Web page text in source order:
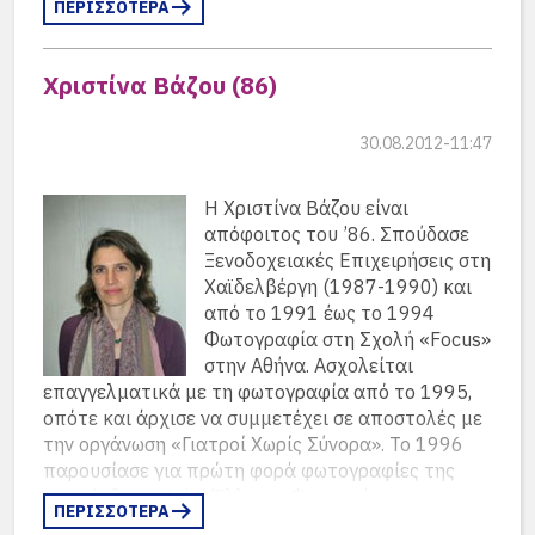
ΠΕΡΙΣΣΟΤΕΡΑ
Χριστίνα Βάζου (86)
30.08.2012-11:47
Η Χριστίνα Βάζου είναι
απόφοιτος του ’86. Σπούδασε
Ξενοδοχειακές Επιχειρήσεις στη
Χαϊδελβέργη (1987-1990) και
από το 1991 έως το 1994
Φωτογραφία στη Σχολή «Focus»
στην Αθήνα. Ασχολείται
επαγγελματικά με τη φωτογραφία από το 1995,
οπότε και άρχισε να συμμετέχει σε αποστολές με
την οργάνωση «Γιατροί Χωρίς Σύνορα». Το 1996
παρουσίασε για πρώτη φορά φωτογραφίες της
στην έκθεση «Νέοι Έλληνες Φωτογράφοι» στη
Θεσσαλονίκη. Ακολούθησαν ομαδικές και ατομικές
ΠΕΡΙΣΣΟΤΕΡΑ